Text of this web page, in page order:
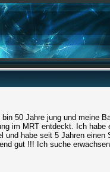
50 Jahre jung und meine
im MRT entdeckt. Ich habe
und habe seit 5 Jahren
gut !!! Ich suche